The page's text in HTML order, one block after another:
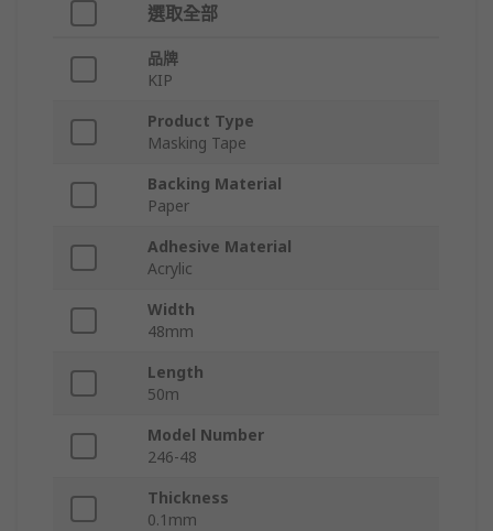
選取全部
品牌
KIP
Product Type
Masking Tape
Backing Material
Paper
Adhesive Material
Acrylic
Width
48mm
Length
50m
Model Number
246-48
Thickness
0.1mm